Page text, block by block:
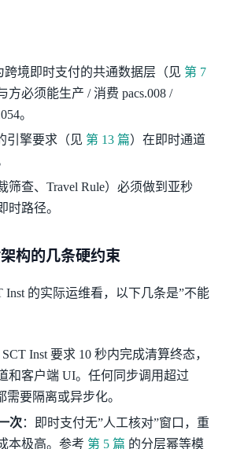
跨境即时支付的共通数据层（见 第 7
方必须能生产 / 消费 pacs.008 /
。
引擎要求（见 第 13 篇）在即时通道
筛查、Travel Rule）必须做到亚秒
时路径。
构的几条硬约束
Inst 的实际运维看，以下几条是”不能
SCT Inst 要求 10 秒内完成清算终态，
和客户端 UI。任何同步调用超过
需要隔离或异步化。
次：即时支付无”人工核对”窗口，重
本极高。参考 第 5 篇 的分层幂等模